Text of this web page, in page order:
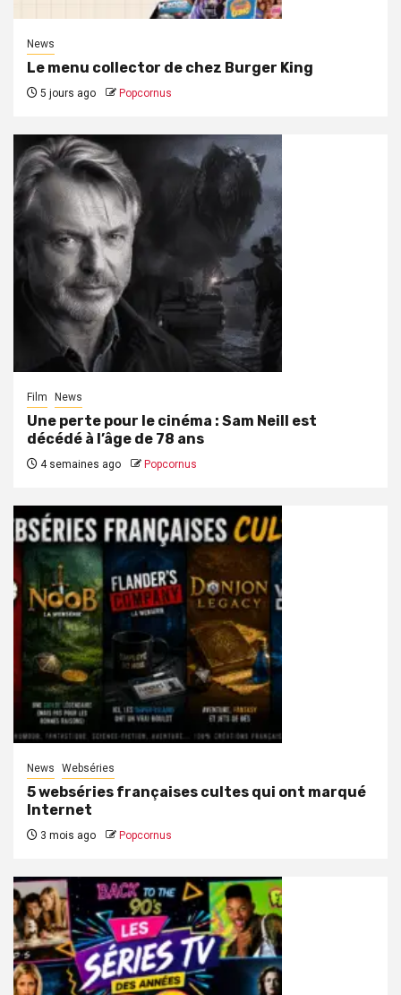
News
Le menu collector de chez Burger King
5 jours ago Popcornus
Film News
Une perte pour le cinéma : Sam Neill est
décédé à l’âge de 78 ans
4 semaines ago Popcornus
News Webséries
5 webséries françaises cultes qui ont marqué
Internet
3 mois ago Popcornus